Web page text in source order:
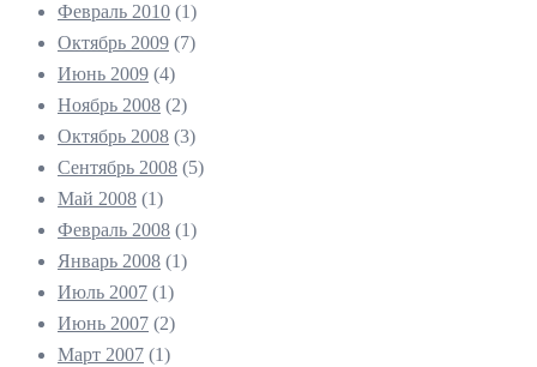
Февраль 2010 (1)
Октябрь 2009 (7)
Июнь 2009 (4)
Ноябрь 2008 (2)
Октябрь 2008 (3)
Сентябрь 2008 (5)
Май 2008 (1)
Февраль 2008 (1)
Январь 2008 (1)
Июль 2007 (1)
Июнь 2007 (2)
Март 2007 (1)